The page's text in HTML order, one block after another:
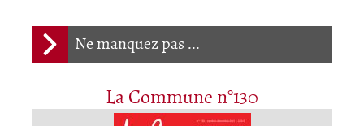
Ne manquez pas ...
La Commune n°130